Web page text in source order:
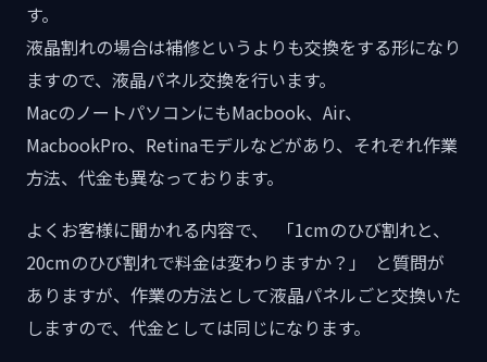
す。
液晶割れの場合は補修というよりも交換をする形になり
ますので、液晶パネル交換を行います。
MacのノートパソコンにもMacbook、Air、
MacbookPro、Retinaモデルなどがあり、それぞれ作業
方法、代金も異なっております。
よくお客様に聞かれる内容で、 「1cmのひび割れと、
20cmのひび割れで料金は変わりますか？」 と質問が
ありますが、作業の方法として液晶パネルごと交換いた
しますので、代金としては同じになります。